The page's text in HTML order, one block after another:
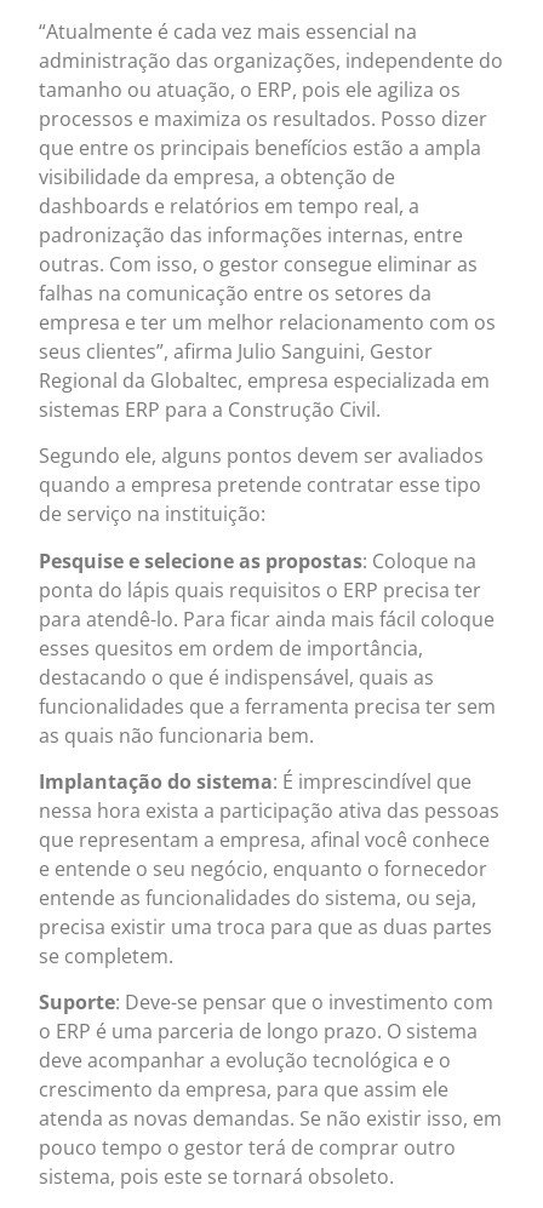
“Atualmente é cada vez mais essencial na
administração das organizações, independente do
tamanho ou atuação, o ERP, pois ele agiliza os
processos e maximiza os resultados. Posso dizer
que entre os principais benefícios estão a ampla
visibilidade da empresa, a obtenção de
dashboards e relatórios em tempo real, a
padronização das informações internas, entre
outras. Com isso, o gestor consegue eliminar as
falhas na comunicação entre os setores da
empresa e ter um melhor relacionamento com os
seus clientes”, afirma Julio Sanguini, Gestor
Regional da Globaltec, empresa especializada em
sistemas ERP para a Construção Civil.
Segundo ele, alguns pontos devem ser avaliados
quando a empresa pretende contratar esse tipo
de serviço na instituição:
Pesquise e selecione as propostas: Coloque na
ponta do lápis quais requisitos o ERP precisa ter
para atendê-lo. Para ficar ainda mais fácil coloque
esses quesitos em ordem de importância,
destacando o que é indispensável, quais as
funcionalidades que a ferramenta precisa ter sem
as quais não funcionaria bem.
Implantação do sistema: É imprescindível que
nessa hora exista a participação ativa das pessoas
que representam a empresa, afinal você conhece
e entende o seu negócio, enquanto o fornecedor
entende as funcionalidades do sistema, ou seja,
precisa existir uma troca para que as duas partes
se completem.
Suporte: Deve-se pensar que o investimento com
o ERP é uma parceria de longo prazo. O sistema
deve acompanhar a evolução tecnológica e o
crescimento da empresa, para que assim ele
atenda as novas demandas. Se não existir isso, em
pouco tempo o gestor terá de comprar outro
sistema, pois este se tornará obsoleto.